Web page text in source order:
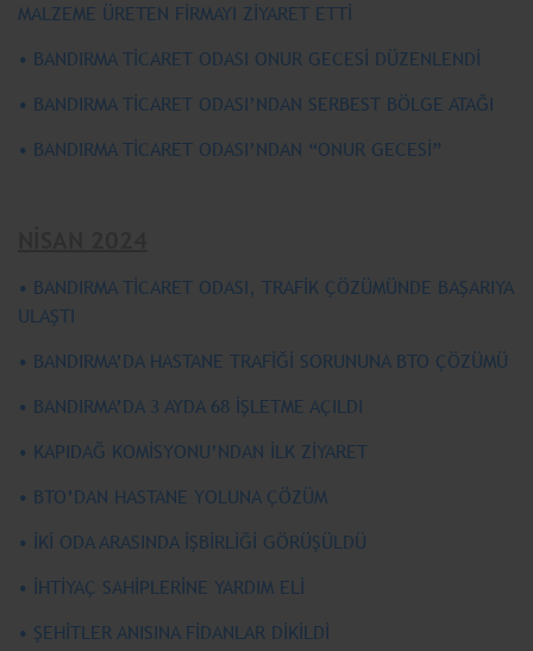
MALZEME ÜRETEN FİRMAYI ZİYARET ETTİ
• BANDIRMA TİCARET ODASI ONUR GECESİ DÜZENLENDİ
• BANDIRMA TİCARET ODASI’NDAN SERBEST BÖLGE ATAĞI
• BANDIRMA TİCARET ODASI’NDAN “ONUR GECESİ”
• BANDIRMA TİCARET ODASI, TRAFİK ÇÖZÜMÜNDE BAŞARIYA
ULAŞTI
• BANDIRMA’DA HASTANE TRAFİĞİ SORUNUNA BTO ÇÖZÜMÜ
• BANDIRMA’DA 3 AYDA 68 İŞLETME AÇILDI
• KAPIDAĞ KOMİSYONU’NDAN İLK ZİYARET
• BTO’DAN HASTANE YOLUNA ÇÖZÜM
• İKİ ODA ARASINDA İŞBİRLİĞİ GÖRÜŞÜLDÜ
• İHTİYAÇ SAHİPLERİNE YARDIM ELİ
• ŞEHİTLER ANISINA FİDANLAR DİKİLDİ